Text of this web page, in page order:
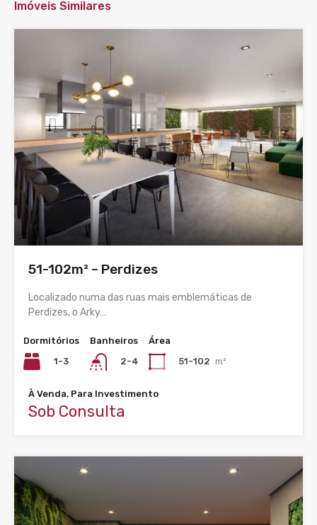
Imóveis Similares
51-102m² – Perdizes
Localizado numa das ruas mais emblemáticas de
Perdizes, o Arky…
Dormitórios
1-3
Banheiros
2-4
Área
51-102 m²
À Venda, Para Investimento
Sob Consulta